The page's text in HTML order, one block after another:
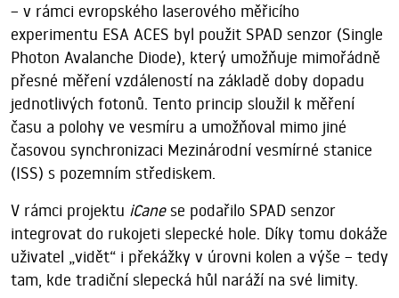
– v rámci evropského laserového měřicího
experimentu ESA ACES byl použit SPAD senzor (Single
Photon Avalanche Diode), který umožňuje mimořádně
přesné měření vzdáleností na základě doby dopadu
jednotlivých fotonů. Tento princip sloužil k měření
času a polohy ve vesmíru a umožňoval mimo jiné
časovou synchronizaci Mezinárodní vesmírné stanice
(ISS) s pozemním střediskem.
V rámci projektu iCanese podařilo SPAD senzor
integrovat do rukojeti slepecké hole. Díky tomu dokáže
uživatel „vidět“ i překážky v úrovni kolen a výše – tedy
tam, kde tradiční slepecká hůl naráží na své limity.